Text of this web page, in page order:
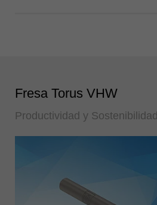
Fresa Torus VHW
Productividad y Sostenibilidad